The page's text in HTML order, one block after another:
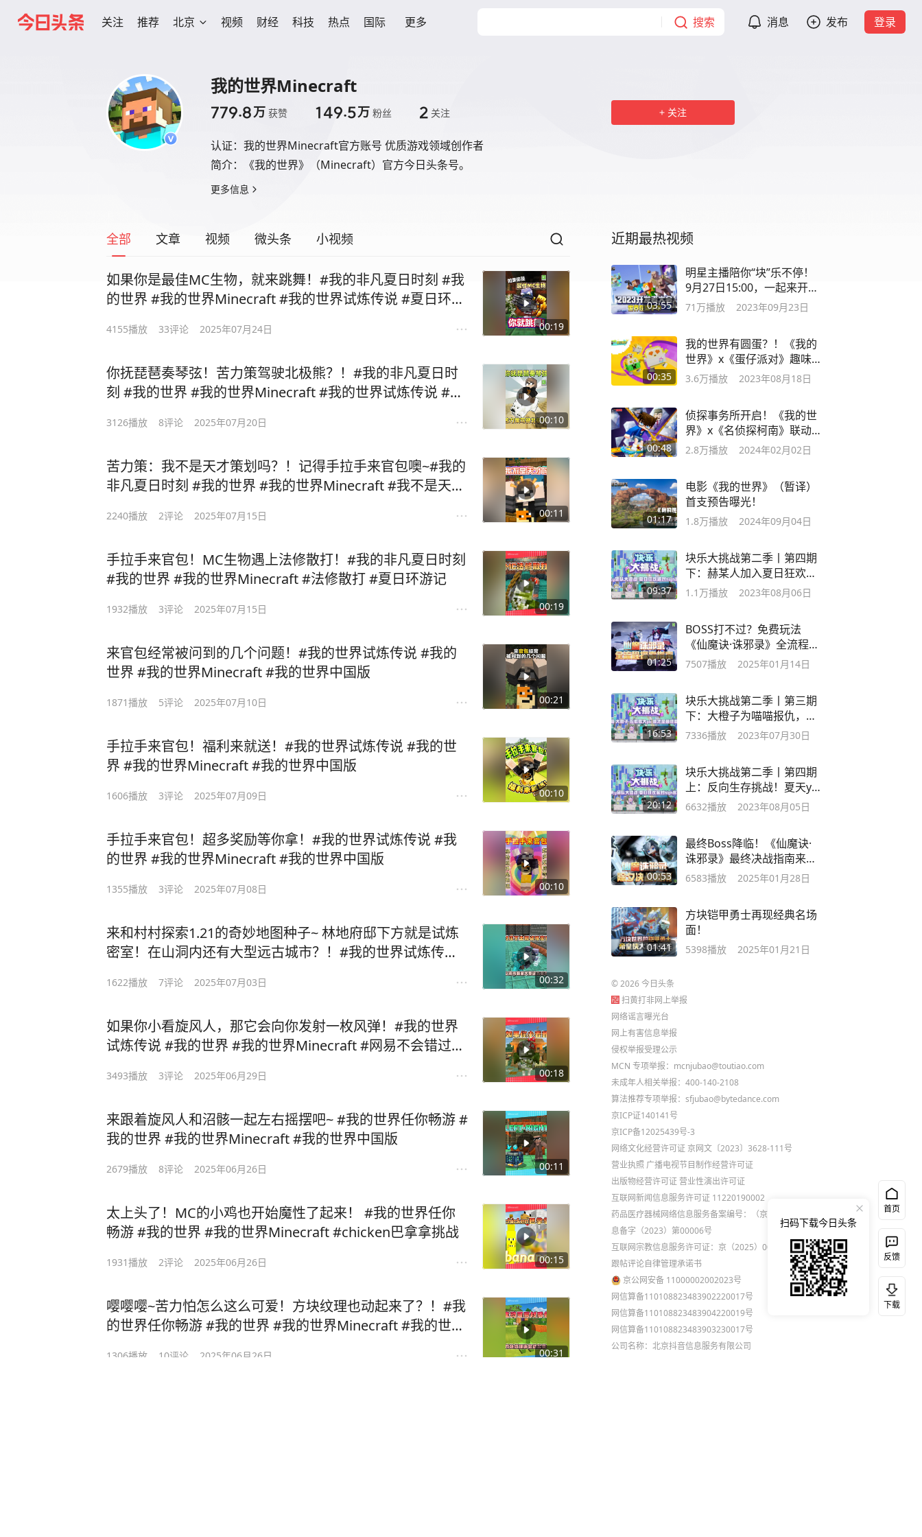
关注 推荐 北京 视频 财经 科技 热点 国际 更多 搜索 消息 发布 登录
我的世界Minecraft
779.8万 获赞 149.5万 粉丝 2 关注
认证： 我的世界Minecraft官方账号 优质游戏领域创作者
简介：
《我的世界》（Minecraft）官方今日头条号。
更多信息
关注
全部 文章 视频 微头条 小视频
00:19
如果你是最佳MC生物，就来跳舞！#我的非凡夏日时刻 #我
的世界 #我的世界Minecraft #我的世界试炼传说 #夏日环游
4155播放 33评论 2025年07月24日
00:10
你抚琵琶奏琴弦！苦力策驾驶北极熊？！#我的非凡夏日时
刻 #我的世界 #我的世界Minecraft #我的世界试炼传说 #夏
3126播放 8评论 2025年07月20日
00:11
苦力策：我不是天才策划吗？！记得手拉手来官包噢~#我的
非凡夏日时刻 #我的世界 #我的世界Minecraft #我不是天才
2240播放 2评论 2025年07月15日
00:19
手拉手来官包！MC生物遇上法修散打！#我的非凡夏日时刻
#我的世界 #我的世界Minecraft #法修散打 #夏日环游记
1932播放 3评论 2025年07月15日
00:21
来官包经常被问到的几个问题！#我的世界试炼传说 #我的
世界 #我的世界Minecraft #我的世界中国版
1871播放 5评论 2025年07月10日
00:10
手拉手来官包！福利来就送！#我的世界试炼传说 #我的世
界 #我的世界Minecraft #我的世界中国版
1606播放 3评论 2025年07月09日
00:10
手拉手来官包！超多奖励等你拿！#我的世界试炼传说 #我
的世界 #我的世界Minecraft #我的世界中国版
1355播放 3评论 2025年07月08日
00:32
来和村村探索1.21的奇妙地图种子~ 林地府邸下方就是试炼
密室！在山洞内还有大型远古城市？！#我的世界试炼传说
1622播放 7评论 2025年07月03日
00:18
如果你小看旋风人，那它会向你发射一枚风弹！#我的世界
试炼传说 #我的世界 #我的世界Minecraft #网易不会错过一
3493播放 3评论 2025年06月29日
00:11
来跟着旋风人和沼骸一起左右摇摆吧~ #我的世界任你畅游 #
我的世界 #我的世界Minecraft #我的世界中国版
2679播放 8评论 2025年06月26日
00:15
太上头了！MC的小鸡也开始魔性了起来！ #我的世界任你
畅游 #我的世界 #我的世界Minecraft #chicken巴拿拿挑战
1931播放 2评论 2025年06月26日
00:31
嘤嘤嘤~苦力怕怎么这么可爱！方块纹理也动起来了？！#我
的世界任你畅游 #我的世界 #我的世界Minecraft #我的世界
1306播放 10评论 2025年06月26日
近期最热视频
03:55
明星主播陪你“块”乐不停！
9月27日15:00，一起来开发
者大会吧~
71万播放 2023年09月23日
00:35
我的世界有圆蛋？！《我的
世界》x《蛋仔派对》趣味联
动开启！
3.6万播放 2023年08月18日
00:48
侦探事务所开启！《我的世
界》x《名侦探柯南》联动正
式上线！
2.8万播放 2024年02月02日
01:17
电影《我的世界》（暂译）
首支预告曝光！
1.8万播放 2024年09月04日
09:37
块乐大挑战第二季丨第四期
下：赫某人加入夏日狂欢派
对，嗨起来！
1.1万播放 2023年08月06日
01:25
BOSS打不过？免费玩法
《仙魔诀·诛邪录》全流程探
索指南来啦！
7507播放 2025年01月14日
16:53
块乐大挑战第二季丨第三期
下：大橙子为喵喵报仇，赢
家却是闪电？
7336播放 2023年07月30日
20:12
块乐大挑战第二季丨第四期
上：反向生存挑战！夏天y
被迫减少血量
6632播放 2023年08月05日
00:53
最终Boss降临！《仙魔诀·
诛邪录》最终决战指南来
啦！
6583播放 2025年01月28日
01:41
方块铠甲勇士再现经典名场
面！
5398播放 2025年01月21日
©2026今日头条
扫黄打非网上举报
网络谣言曝光台
网上有害信息举报
侵权举报受理公示
MCN 专项举报：mcnjubao@toutiao.com
未成年人相关举报：400-140-2108
算法推荐专项举报：sfjubao@bytedance.com
京ICP证140141号
京ICP备12025439号-3
网络文化经营许可证 京网文〔2023〕3628-111号
营业执照 广播电视节目制作经营许可证
出版物经营许可证 营业性演出许可证
互联网新闻信息服务许可证 11220190002
药品医疗器械网络信息服务备案编号：（京）网药械信
息备字（2023）第00006号
互联网宗教信息服务许可证：京（2025）0000021
跟帖评论自律管理承诺书
京公网安备 11000002002023号
网信算备110108823483902220017号
网信算备110108823483904220019号
网信算备110108823483903230017号
公司名称：北京抖音信息服务有限公司
首页
反馈
下载
扫码下载今日头条